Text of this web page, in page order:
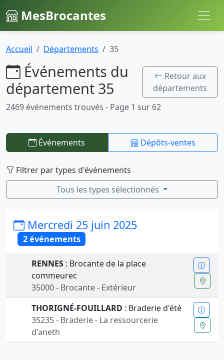
MesBrocantes
Accueil Départements 35
Événements du
département 35
Retour aux
départements
2469 événements trouvés - Page 1 sur 62
Événements Dépôts-ventes
Filtrer par types d'événements
Tous les types sélectionnés
Mercredi 25 juin 2025
2 événements
RENNES : Brocante de la place
commeurec
35000 - Brocante - Extérieur
THORIGNÉ-FOUILLARD : Braderie d'été
35235 - Braderie - La ressourcerie
d'aneth